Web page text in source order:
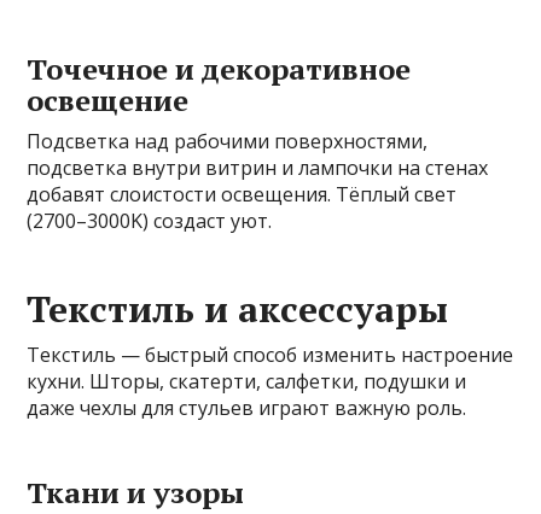
Точечное и декоративное
освещение
Подсветка над рабочими поверхностями,
подсветка внутри витрин и лампочки на стенах
добавят слоистости освещения. Тёплый свет
(2700–3000K) создаст уют.
Текстиль и аксессуары
Текстиль — быстрый способ изменить настроение
кухни. Шторы, скатерти, салфетки, подушки и
даже чехлы для стульев играют важную роль.
Ткани и узоры